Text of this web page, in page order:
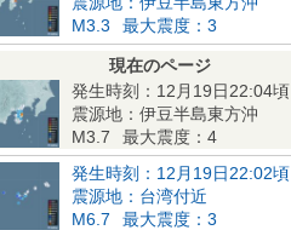
M3.3
最大震度：3
現在のページ
発生時刻：12月19日22:04頃
震源地：伊豆半島東方沖
M3.7
最大震度：4
発生時刻：12月19日22:02頃
震源地：台湾付近
M6.7
最大震度：3